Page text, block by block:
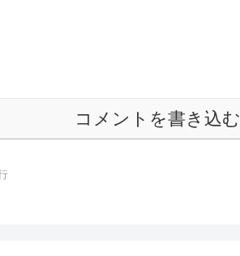
コメントを書き込む